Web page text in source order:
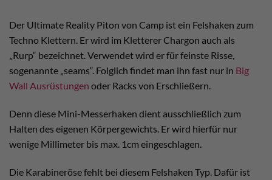
Der Ultimate Reality Piton von Camp ist ein Felshaken zum
Techno Klettern. Er wird im Kletterer Chargon auch als
„Rurp“ bezeichnet. Verwendet wird er für feinste Risse,
sogenannte „seams“. Folglich findet man ihn fast nur in Big
Wall Ausrüstungen oder Racks von Erschließern.
Denn diese Mini-Messerhaken dient ausschließlich zum
Halten des eigenen Körpergewichts. Er wird hierfür nur
wenige Millimeter bis max. 1cm eingeschlagen.
Die Karabineröse fehlt bei diesem Felshaken Typ. Dafür ist